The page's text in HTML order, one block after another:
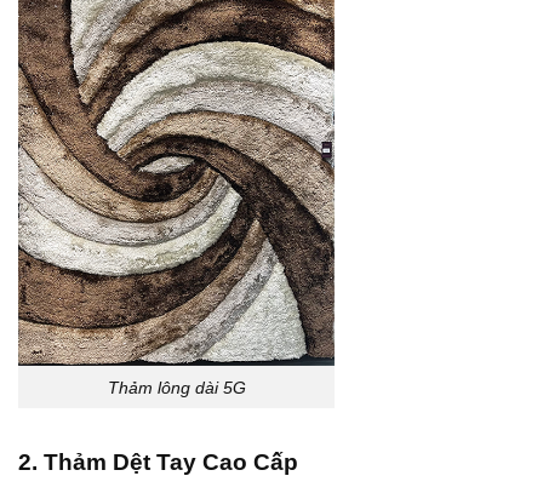
Thảm lông dài 5G
2. Thảm Dệt Tay Cao Cấp